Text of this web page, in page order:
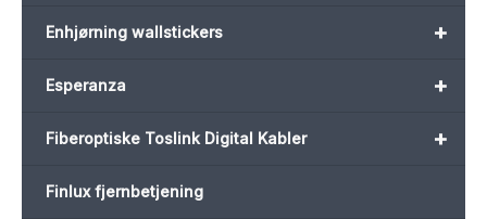
+
Enhjørning wallstickers
+
Esperanza
+
Fiberoptiske Toslink Digital Kabler
Finlux fjernbetjening